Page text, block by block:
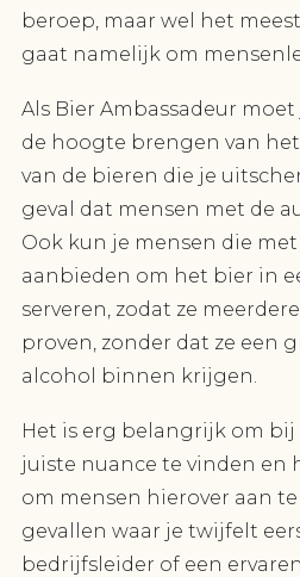
beroep, maar wel het
gaat namelijk om
Als Bier Ambassadeur
de hoogte brengen van
van de bieren die je
geval dat mensen met de
Ook kun je mensen die
aanbieden om het bier in
serveren, zodat ze
proven, zonder dat ze een
alcohol binnen krijgen.
Het is erg belangrijk om bij
juiste nuance te vinden en
om mensen hierover aan
gevallen waar je twijfelt
bedrijfsleider of een